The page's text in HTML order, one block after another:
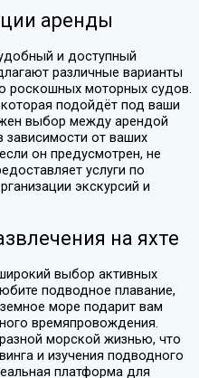
аренды
и доступный
различные варианты
роскошных моторных судов.
подойдёт под ваши
выбор между арендой
зависимости от ваших
он предусмотрен, не
услуги по
экскурсий и
на яхте
выбор активных
подводное плавание,
море подарит вам
времяпровождения.
морской жизнью, что
и изучения подводного
платформа для